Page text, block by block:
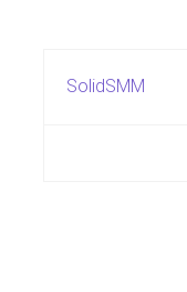
SolidSMM